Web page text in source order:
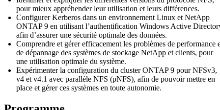
pour mieux appréhender leur utilisation et leurs différences.
Configurer Kerberos dans un environnement Linux et NetApp
ONTAP 9 en utilisant l’authentification Windows Active
afin d’assurer une sécurité optimale des données.
Comprendre et gérer efficacement les problèmes de performance
de dépannage des systèmes de stockage NetApp et clients, pour
une utilisation optimale du système.
Expérimenter la configuration du cluster ONTAP 9 pour NFSv3,
v4 et v4.1 avec parallèle NFS (pNFS), afin de pouvoir mettre en
place et gérer ces systèmes en toute autonomie.